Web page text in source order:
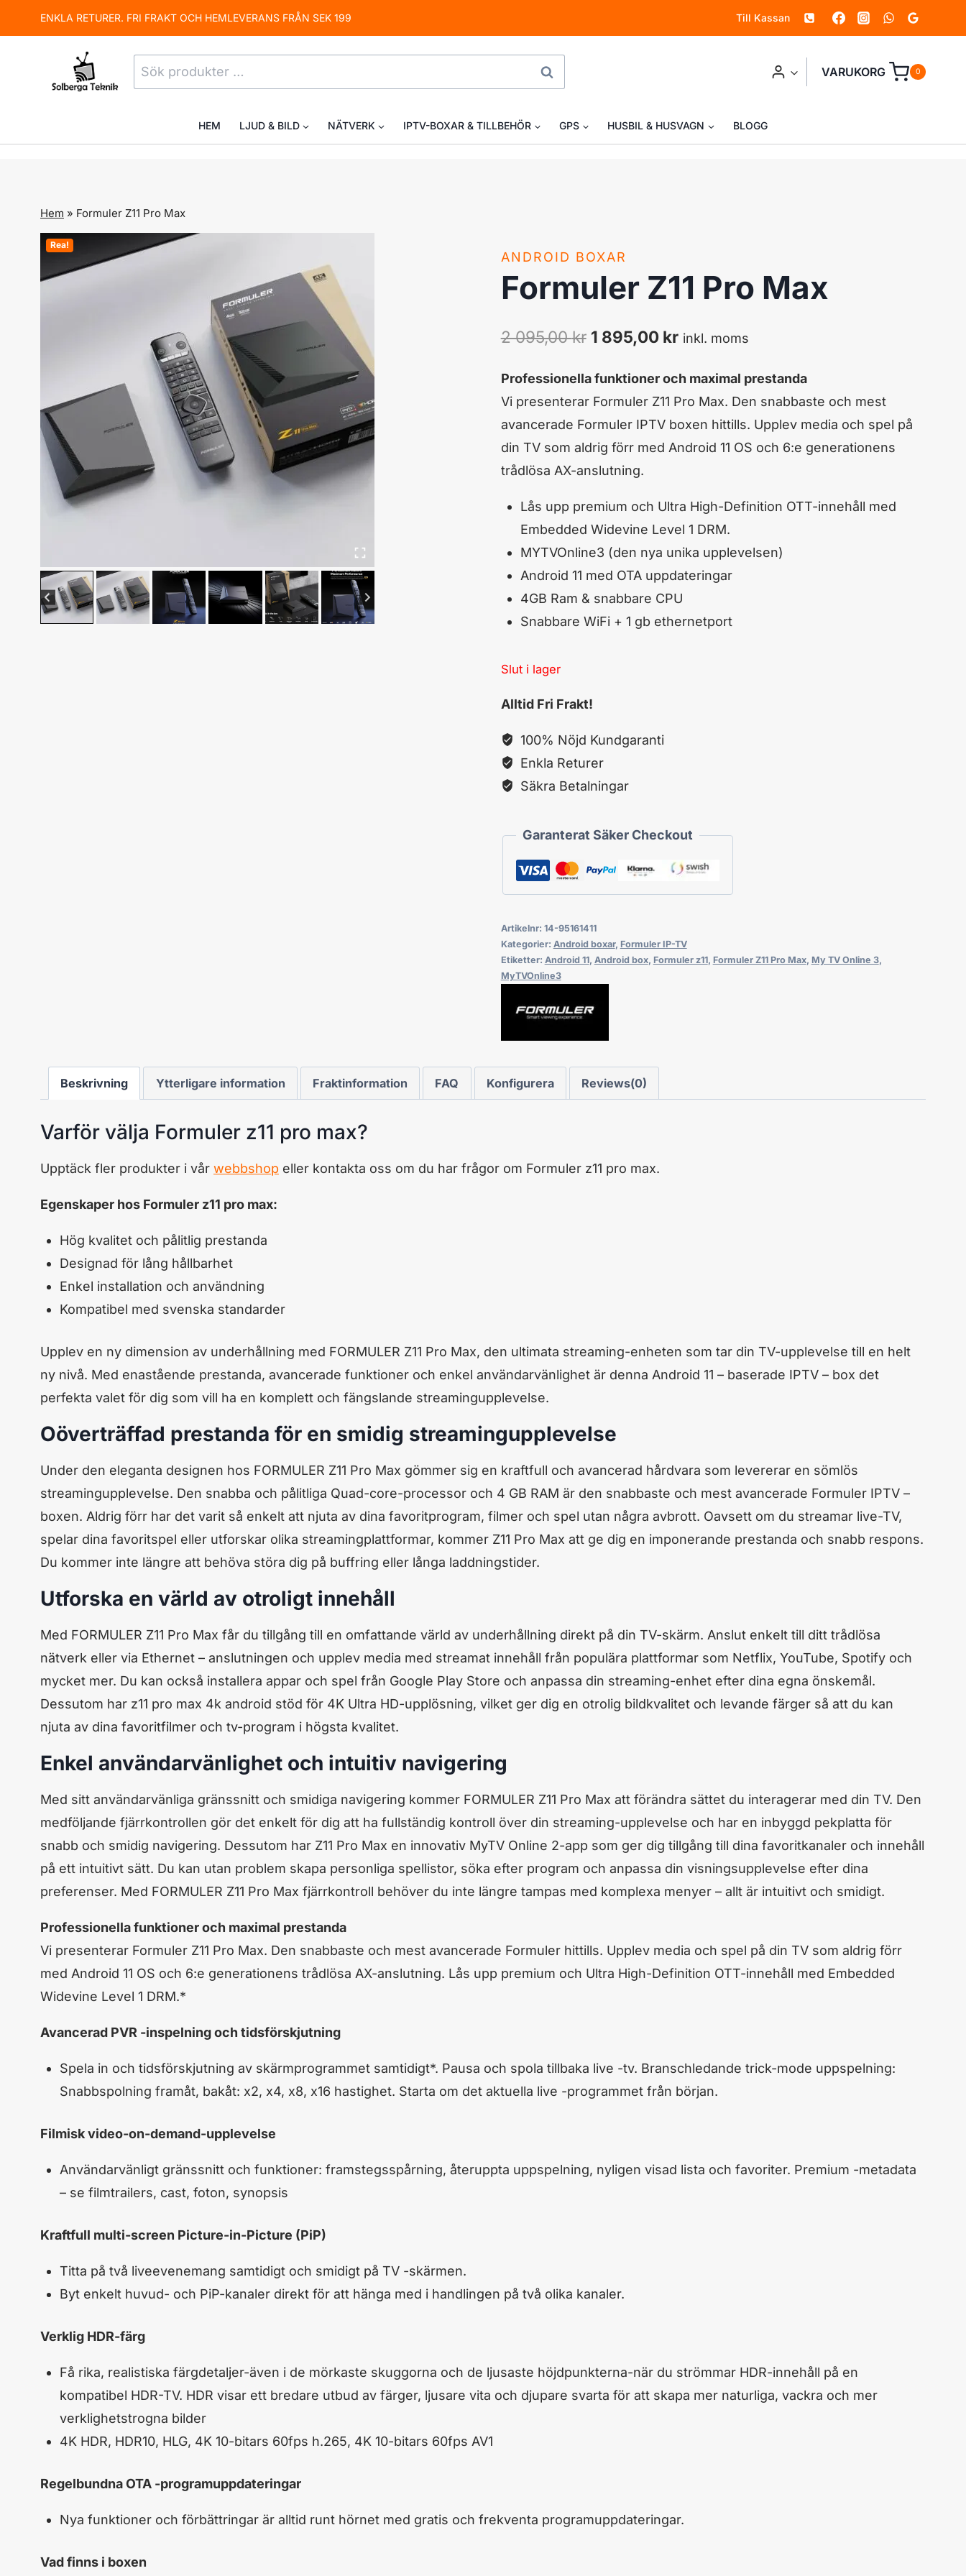
to
ENKLA RETURER. FRI FRAKT OCH HEMLEVERANS FRÅN SEK 199 Till Kassan
Sök
efter:
SÖK VARUKORG 0
HEM LJUD & BILD NÄTVERK IPTV-BOXAR & TILLBEHÖR GPS HUSBIL & HUSVAGN BLOGG
Hem » Formuler Z11 Pro Max
Rea!
ANDROID BOXAR
Formuler Z11 Pro Max
2 095,00kr Det
priset
var:
2
095,00 kr.
1 895,00 krDet
priset
är:
1
inkl. moms
Professionella funktioner och maximal prestanda
Vi presenterar Formuler Z11 Pro Max. Den snabbaste och mest
avancerade Formuler IPTV boxen hittills. Upplev media och spel på
din TV som aldrig förr med Android 11 OS och 6:e generationens
trådlösa AX-anslutning.
Lås upp premium och Ultra High-Definition OTT-innehåll med
Embedded Widevine Level 1 DRM.
MYTVOnline3 (den nya unika upplevelsen)
Android 11 med OTA uppdateringar
4GB Ram & snabbare CPU
Snabbare WiFi + 1 gb ethernetport
Slut i lager
Alltid Fri Frakt!
100% Nöjd Kundgaranti
Enkla Returer
Säkra Betalningar
Garanterat Säker Checkout
Artikelnr: 14-95161411
Kategorier: Android boxar, Formuler IP-TV
Etiketter: Android 11, Android box, Formuler z11, Formuler Z11 Pro Max, My TV Online 3,
MyTVOnline3
Beskrivning Ytterligare information Fraktinformation FAQ Konfigurera Reviews(0)
Varför välja Formuler z11 pro max?
Upptäck fler produkter i vår webbshop eller kontakta oss om du har frågor om Formuler z11 pro max.
Egenskaper hos Formuler z11 pro max:
Hög kvalitet och pålitlig prestanda
Designad för lång hållbarhet
Enkel installation och användning
Kompatibel med svenska standarder
Upplev en ny dimension av underhållning med FORMULER Z11 Pro Max, den ultimata streaming-enheten som tar din TV-upplevelse till en helt
ny nivå. Med enastående prestanda, avancerade funktioner och enkel användarvänlighet är denna Android 11 – baserade IPTV – box det
perfekta valet för dig som vill ha en komplett och fängslande streamingupplevelse.
Oöverträffad prestanda för en smidig streamingupplevelse
Under den eleganta designen hos FORMULER Z11 Pro Max gömmer sig en kraftfull och avancerad hårdvara som levererar en sömlös
streamingupplevelse. Den snabba och pålitliga Quad-core-processor och 4 GB RAM är den snabbaste och mest avancerade Formuler IPTV –
boxen. Aldrig förr har det varit så enkelt att njuta av dina favoritprogram, filmer och spel utan några avbrott. Oavsett om du streamar live-TV,
spelar dina favoritspel eller utforskar olika streamingplattformar, kommer Z11 Pro Max att ge dig en imponerande prestanda och snabb respons.
Du kommer inte längre att behöva störa dig på buffring eller långa laddningstider.
Utforska en värld av otroligt innehåll
Med FORMULER Z11 Pro Max får du tillgång till en omfattande värld av underhållning direkt på din TV-skärm. Anslut enkelt till ditt trådlösa
nätverk eller via Ethernet – anslutningen och upplev media med streamat innehåll från populära plattformar som Netflix, YouTube, Spotify och
mycket mer. Du kan också installera appar och spel från Google Play Store och anpassa din streaming-enhet efter dina egna önskemål.
Dessutom har z11 pro max 4k android stöd för 4K Ultra HD-upplösning, vilket ger dig en otrolig bildkvalitet och levande färger så att du kan
njuta av dina favoritfilmer och tv-program i högsta kvalitet.
Enkel användarvänlighet och intuitiv navigering
Med sitt användarvänliga gränssnitt och smidiga navigering kommer FORMULER Z11 Pro Max att förändra sättet du interagerar med din TV. Den
medföljande fjärrkontrollen gör det enkelt för dig att ha fullständig kontroll över din streaming-upplevelse och har en inbyggd pekplatta för
snabb och smidig navigering. Dessutom har Z11 Pro Max en innovativ MyTV Online 2-app som ger dig tillgång till dina favoritkanaler och innehåll
på ett intuitivt sätt. Du kan utan problem skapa personliga spellistor, söka efter program och anpassa din visningsupplevelse efter dina
preferenser. Med FORMULER Z11 Pro Max fjärrkontroll behöver du inte längre tampas med komplexa menyer – allt är intuitivt och smidigt.
Professionella funktioner och maximal prestanda
Vi presenterar Formuler Z11 Pro Max. Den snabbaste och mest avancerade Formuler hittills. Upplev media och spel på din TV som aldrig förr
med Android 11 OS och 6:e generationens trådlösa AX-anslutning. Lås upp premium och Ultra High-Definition OTT-innehåll med Embedded
Widevine Level 1 DRM.*
Avancerad PVR -inspelning och tidsförskjutning
Spela in och tidsförskjutning av skärmprogrammet samtidigt*. Pausa och spola tillbaka live -tv. Branschledande trick-mode uppspelning:
Snabbspolning framåt, bakåt: x2, x4, x8, x16 hastighet. Starta om det aktuella live -programmet från början.
Filmisk video-on-demand-upplevelse
Användarvänligt gränssnitt och funktioner: framstegsspårning, återuppta uppspelning, nyligen visad lista och favoriter. Premium -metadata
– se filmtrailers, cast, foton, synopsis
Kraftfull multi-screen Picture-in-Picture (PiP)
Titta på två liveevenemang samtidigt och smidigt på TV -skärmen.
Byt enkelt huvud- och PiP-kanaler direkt för att hänga med i handlingen på två olika kanaler.
Verklig HDR-färg
Få rika, realistiska färgdetaljer-även i de mörkaste skuggorna och de ljusaste höjdpunkterna-när du strömmar HDR-innehåll på en
kompatibel HDR-TV. HDR visar ett bredare utbud av färger, ljusare vita och djupare svarta för att skapa mer naturliga, vackra och mer
verklighetstrogna bilder
4K HDR, HDR10, HLG, 4K 10-bitars 60fps h.265, 4K 10-bitars 60fps AV1
Regelbundna OTA -programuppdateringar
Nya funktioner och förbättringar är alltid runt hörnet med gratis och frekventa programuppdateringar.
Vad finns i boxen